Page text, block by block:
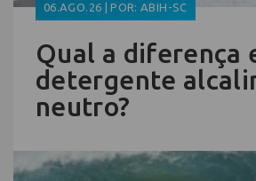
06.AGO.26 | POR: ABIH-SC
Qual a diferença
detergente
neutro?